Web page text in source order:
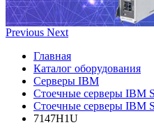
Previous Next
Главная
Каталог оборудования
Серверы IBM
Стоечные серверы IBM
Стоечные серверы IBM
7147H1U